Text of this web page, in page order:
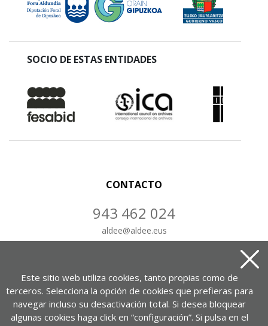
SOCIO DE ESTAS ENTIDADES
CONTACTO
943 462 024
aldee@aldee.eus
Este sitio web utiliza cookies, tanto propias como de
terceros. Selecciona la opción de cookies que prefieras para
navegar incluso su desactivación total. Si desea bloquear
algunas cookies haga click en “configuración”. Si pulsa en el